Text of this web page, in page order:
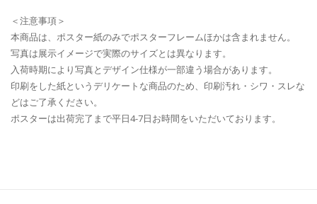
＜注意事項＞
本商品は、ポスター紙のみでポスターフレームほかは含まれません。
写真は展示イメージで実際のサイズとは異なります。
入荷時期により写真とデザイン仕様が一部違う場合があります。
印刷をした紙というデリケートな商品のため、印刷汚れ・シワ・スレな
どはご了承ください。
ポスターは出荷完了まで平日4-7日お時間をいただいております。